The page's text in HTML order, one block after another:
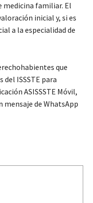
medicina familiar. El
inicial y, si es
a la especialidad de
que
ISSSTE para
ASISSSTE Móvil,
de WhatsApp